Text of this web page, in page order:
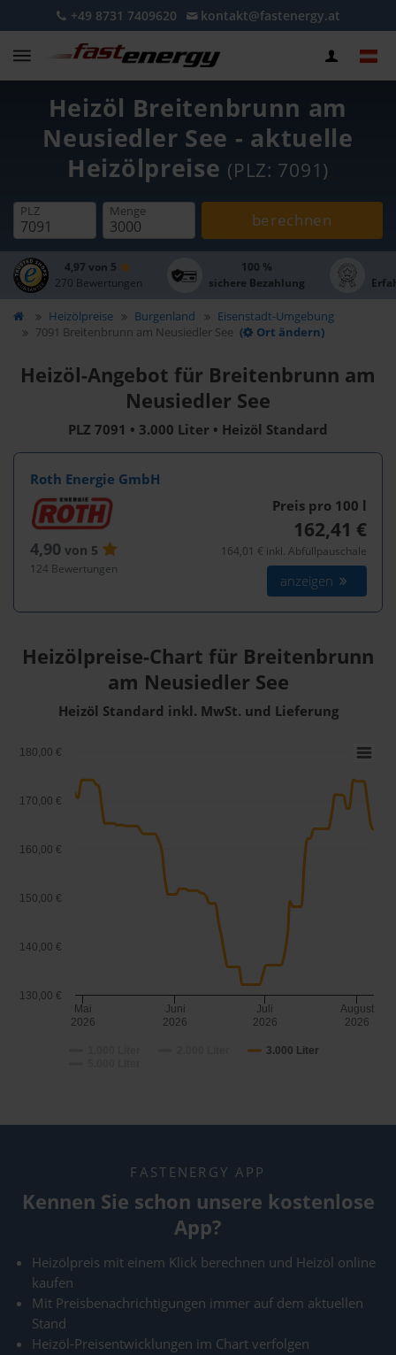
+49 8731 7409620 kontakt@fastenergy.at
Heizöl Breitenbrunn am
Neusiedler See - aktuelle
Heizölpreise (PLZ: 7091)
PLZ Menge berechnen
4,97 von 5
270 Bewertungen
100 %
sichere Bezahlung
Heizölpreise Burgenland
Eisenstadt-Umgebung
7091 Breitenbrunn am Neusiedler See ( Ort ändern)
Heizöl-Angebot für Breitenbrunn am
Neusiedler See
PLZ 7091 • 3.000 Liter • Heizöl Standard
Roth Energie GmbH
4,90 von 5
124 Bewertungen
Preis pro 100 l
162,41 €
164,01 € inkl. Abfüllpauschale
anzeigen
Heizölpreise-Chart für Breitenbrunn
am Neusiedler See
Heizöl Standard inkl. MwSt. und Lieferung
3.000 Liter
Mai
2026
Juni
2026
Juli
2026
August
2026
130,00 €
140,00 €
150,00 €
160,00 €
170,00 €
180,00 €
FASTENERGY APP
Kennen Sie schon unsere kostenlose
App?
Heizölpreis mit einem Klick berechnen und Heizöl online
kaufen
Mit Preisbenachrichtigungen immer auf dem aktuellen
Stand
Heizöl-Preisentwicklungen im Chart verfolgen